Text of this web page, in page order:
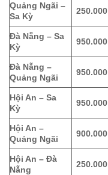
Quảng Ngãi –
Sa Kỳ
250.000
Đà Nẵng – Sa
Kỳ
950.000
Đà Nẵng –
Quảng Ngãi
950.000
Hội An – Sa
Kỳ
950.000
Hội An –
Quảng Ngãi
900.000
Hội An – Đà
Nẵng
250.000